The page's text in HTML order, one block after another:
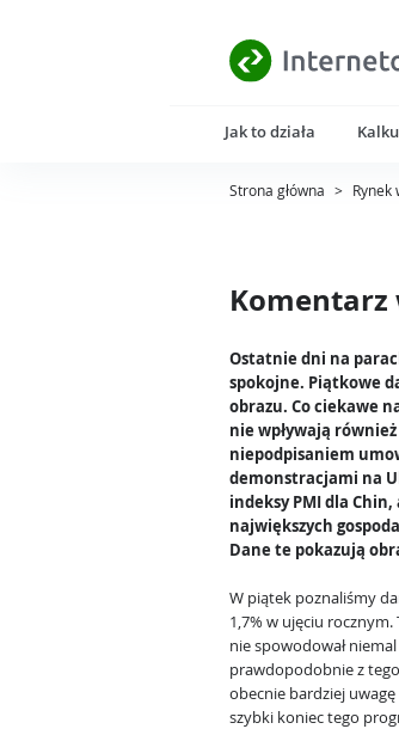
Jak to działa
Strona główna >
Komentarz
Ostatnie dni na
spokojne. Piątkowe
obrazu. Co ciekawe
nie wpływają
niepodpisaniem
demonstracjami na
indeksy PMI dla Chin,
największych
Dane te pokazują
W piątek poznaliśmy
1,7% w ujęciu
nie spowodował
prawdopodobnie z
obecnie bardziej
szybki koniec tego